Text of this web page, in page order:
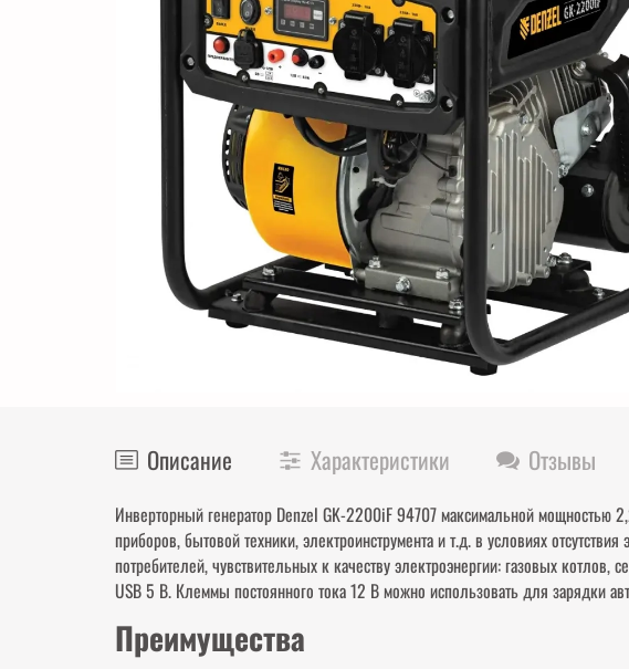
Описание Характеристики Отзывы
Инверторный генератор Denzel GK-2200iF 94707 максимальной мощностью
приборов, бытовой техники, электроинструмента и т.д. в условиях
потребителей, чувствительных к качеству электроэнергии: газовых
USB 5 В. Клеммы постоянного тока 12 В можно использовать для зарядки
Преимущества